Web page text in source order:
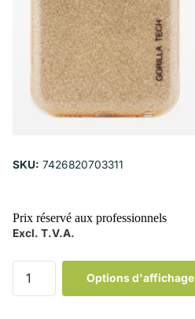
SKU: 7426820703311
Prix réservé aux professionnels
Excl. T.V.A.
Options d'affichage